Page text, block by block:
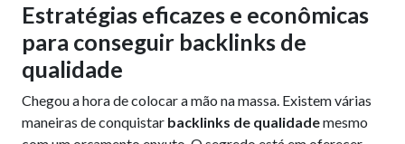
Estratégias eficazes e econômicas
para conseguir backlinks de
qualidade
Chegou a hora de colocar a mão na massa. Existem várias
maneiras de conquistar backlinks de qualidademesmo